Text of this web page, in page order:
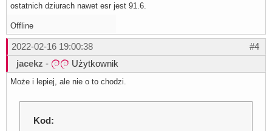
ostatnich dziurach nawet esr jest 91.6.
Offline
#4
2022-02-16 19:00:38
jacekz - Użytkownik
Może i lepiej, ale nie o to chodzi.
Kod: